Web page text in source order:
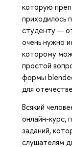
которую
приходилось
студенту —
очень нужно
которому
простой
формы
для
Всякий
онлайн-курс,
заданий,
слушателям